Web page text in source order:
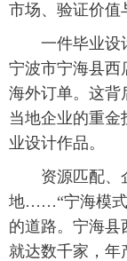
市场、验证价值
一件毕业设计
宁波市宁海县西
海外订单。这背
当地企业的重金
业设计作品。
资源匹配、企
地……“宁海模式
的道路。宁海县
就达数千家，年